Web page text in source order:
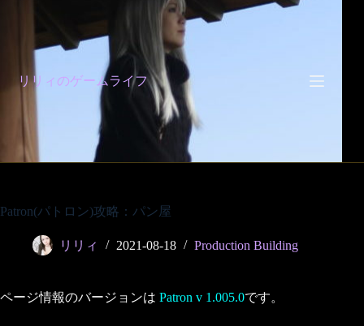
プ
リリィのゲームライフ
Patron(パトロン)攻略：パン屋
リリィ 2021-08-18 Production Building
ページ情報のバージョンは Patron v 1.005.0です。